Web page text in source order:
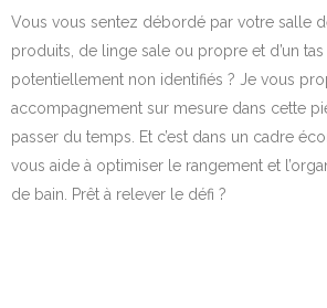
Vous vous sentez débordé par votre salle
produits, de linge sale ou propre et d’un tas
potentiellement non identifiés ? Je vous
accompagnement sur mesure dans cette
passer du temps. Et c’est dans un cadre
vous aide à optimiser le rangement et
de bain. Prêt à relever le défi ?